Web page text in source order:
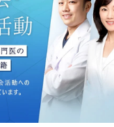
、取り扱う個人情報を
、当該個人情報への
んおよび漏洩等を防止
人的・物理的・技術
利用について】
【利用目的】達成に
て利用することがあり
あたっては、一般社